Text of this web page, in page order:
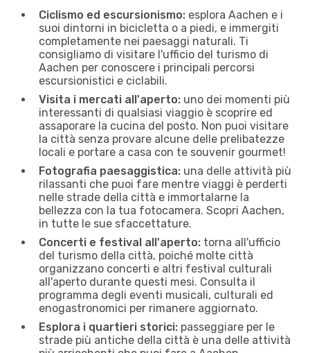
Ciclismo ed escursionismo: esplora Aachen e i
suoi dintorni in bicicletta o a piedi, e immergiti
completamente nei paesaggi naturali. Ti
consigliamo di visitare l'ufficio del turismo di
Aachen per conoscere i principali percorsi
escursionistici e ciclabili.
Visita i mercati all'aperto: uno dei momenti più
interessanti di qualsiasi viaggio è scoprire ed
assaporare la cucina del posto. Non puoi visitare
la città senza provare alcune delle prelibatezze
locali e portare a casa con te souvenir gourmet!
Fotografia paesaggistica: una delle attività più
rilassanti che puoi fare mentre viaggi è perderti
nelle strade della città e immortalarne la
bellezza con la tua fotocamera. Scopri Aachen,
in tutte le sue sfaccettature.
Concerti e festival all'aperto: torna all'ufficio
del turismo della città, poiché molte città
organizzano concerti e altri festival culturali
all'aperto durante questi mesi. Consulta il
programma degli eventi musicali, culturali ed
enogastronomici per rimanere aggiornato.
Esplora i quartieri storici: passeggiare per le
strade più antiche della città è una delle attività